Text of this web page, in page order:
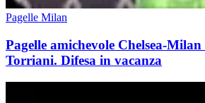
Pagelle Milan
Pagelle amichevole Chelsea-
Torriani. Difesa in vacanza